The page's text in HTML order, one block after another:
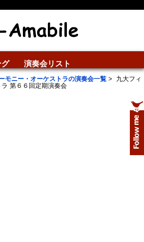
グ 演奏会リスト
モニー・オーケストラの演奏会一覧 > 九大フィ
第６６回定期演奏会